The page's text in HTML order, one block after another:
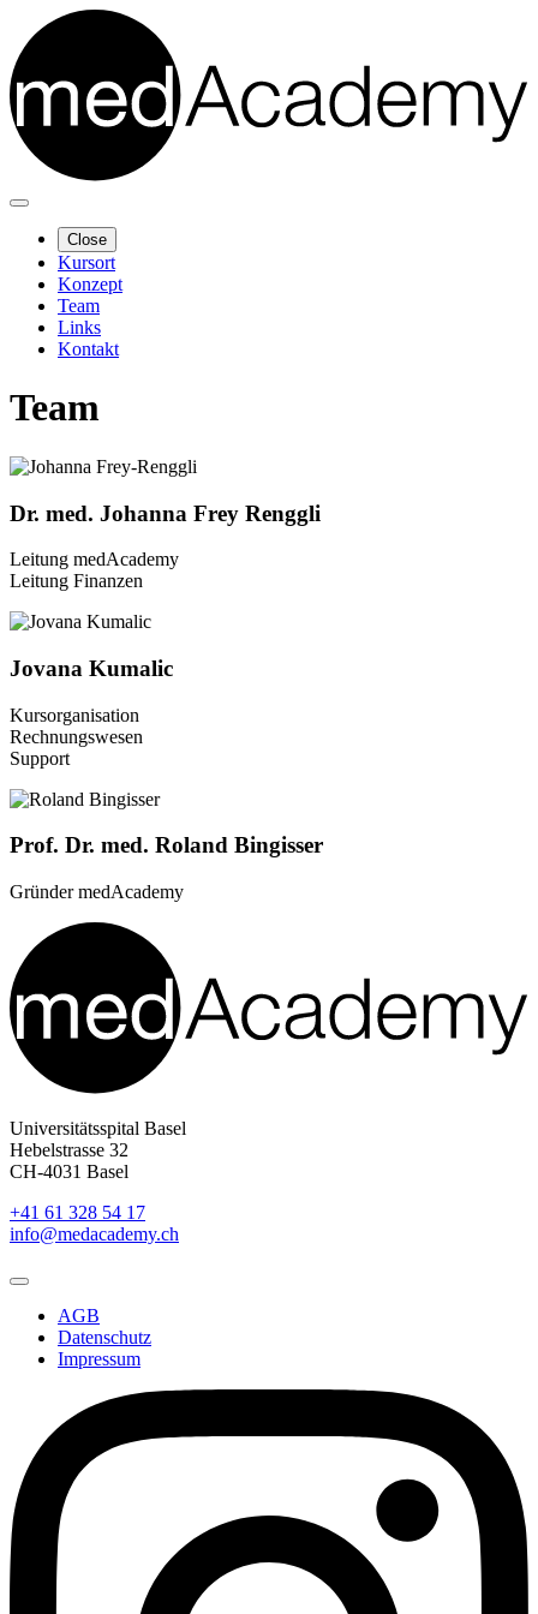
Close
Kursort
Konzept
Team
Links
Kontakt
Team
Dr. med. Johanna Frey Renggli
Leitung medAcademy
Leitung Finanzen
Jovana Kumalic
Kursorganisation
Rechnungswesen
Support
Prof. Dr. med. Roland Bingisser
Gründer medAcademy
Universitätsspital Basel
Hebelstrasse 32
CH-4031 Basel
+41 61 328 54 17
info@medacademy.ch
AGB
Datenschutz
Impressum